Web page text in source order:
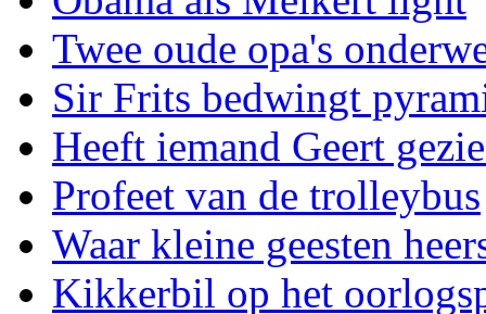
Twee oude opa's
Sir Frits bedwingt
Heeft iemand Geert
Profeet van de trolleybus
Waar kleine geesten
Kikkerbil op het